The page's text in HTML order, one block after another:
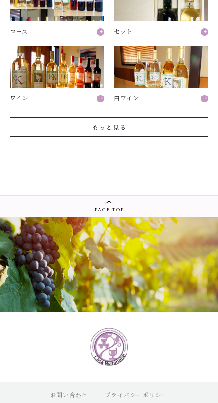
コース セット
ワイン 白ワイン
もっと見る
PAGE TOP
お問い合わせ プライバシーポリシー